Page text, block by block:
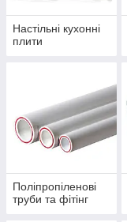
Настільні кухонні
плити
Поліпропіленові
труби та фітінг